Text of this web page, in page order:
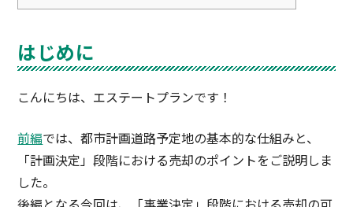
はじめに
こんにちは、エステートプランです！
前編では、都市計画道路予定地の基本的な仕組みと、
「計画決定」段階における売却のポイントをご説明しま
した。